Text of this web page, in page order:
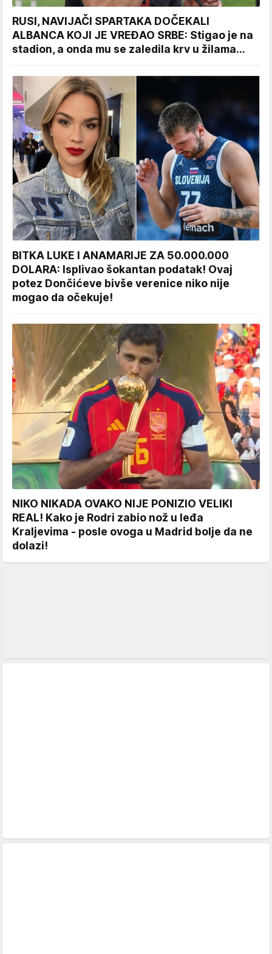
RUSI, NAVIJAČI SPARTAKA DOČEKALI
ALBANCA KOJI JE VREĐAO SRBE: Stigao je na
stadion, a onda mu se zaledila krv u žilama...
BITKA LUKE I ANAMARIJE ZA 50.000.000
DOLARA: Isplivao šokantan podatak! Ovaj
potez Dončićeve bivše verenice niko nije
mogao da očekuje!
NIKO NIKADA OVAKO NIJE PONIZIO VELIKI
REAL! Kako je Rodri zabio nož u leđa
Kraljevima - posle ovoga u Madrid bolje da ne
dolazi!